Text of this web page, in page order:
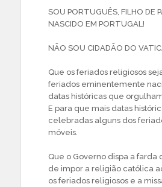
SOU PORTUGUÊS, FILHO DE
NASCIDO EM PORTUGAL!
NÃO SOU CIDADÃO DO
Que os feriados religiosos
feriados eminentemente
datas históricas que
E para que mais datas
celebradas alguns dos
móveis.
Que o Governo dispa a farda
de impor a religião católica
os feriados religiosos e a